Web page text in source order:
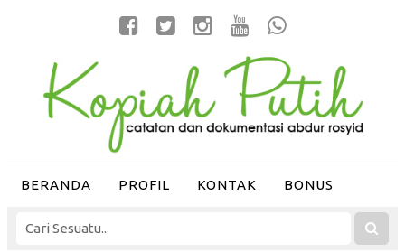
BERANDA PROFIL KONTAK BONUS